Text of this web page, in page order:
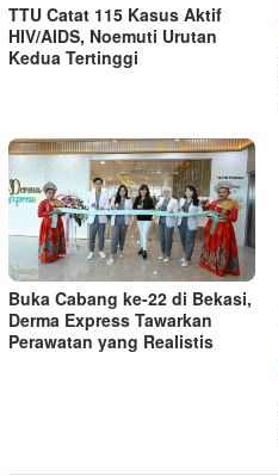
TTU Catat 115 Kasus Aktif
HIV/AIDS, Noemuti Urutan
Kedua Tertinggi
Buka Cabang ke-22 di Bekasi,
Derma Express Tawarkan
Perawatan yang Realistis